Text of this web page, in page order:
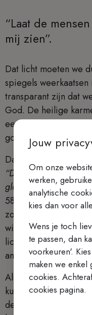
“Laat de
mij zien”.
Dat licht moeten we
spiegels
transparant zijn dat
God. De heilige
eenheid was daar als
goed in.
Dan gebeurt er wat
“Dan zal uw licht
glorieglans van de
58, 7-10). Het ergste
zouden houden en
willen stralen alleen
licht is onmisbaar om
anderen te zijn.
Als je zelf vrede in je
kun je je licht bij hem
de dingen hebt
Jouw
Om onze
werken,
analytische
kies dan voor
Wens je toch
te passen, dan
voorkeuren'.
maken we enkel
cookies.
cookies pagina.